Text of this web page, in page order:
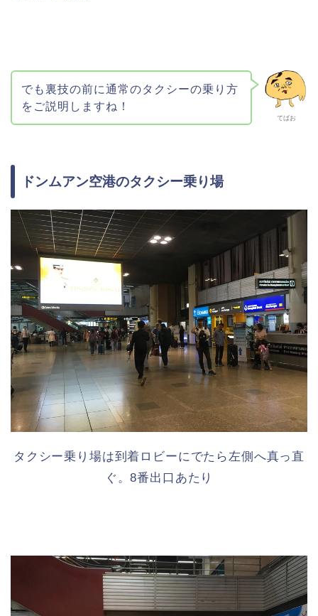
てばお
でも裏技の前に通常のタクシーの乗り方
をご説明しますね！
ドンムアン空港のタクシー乗り場
タクシー乗り場は到着ロビーにでたら左側へ真っ直
ぐ。8番出口あたり